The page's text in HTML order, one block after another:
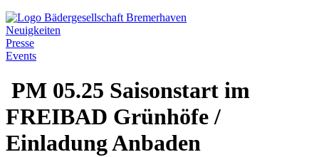
Neuigkeiten
Presse
Events
PM 05.25 Saisonstart im
FREIBAD Grünhöfe /
Einladung Anbaden